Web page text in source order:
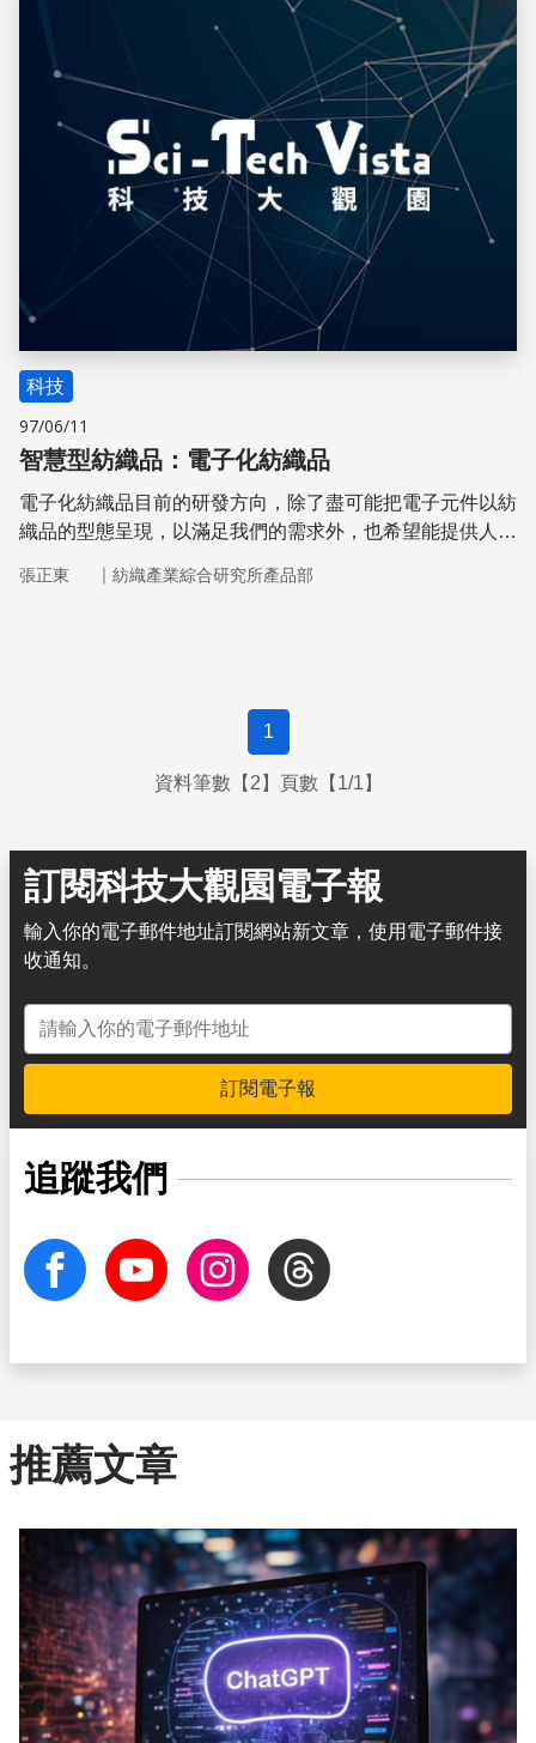
儲存
科技
97/06/11
智慧型紡織品：電子化紡織品
電子化紡織品目前的研發方向，除了盡可能把電子元件以紡
織品的型態呈現，以滿足我們的需求外，也希望能提供人類
張正東 ｜ 紡織產業綜合研究所產品部
1
資料筆數【2】頁數【1/1】
訂閱科技大觀園電子報
輸入你的電子郵件地址訂閱網站新文章，使用電子郵件接
收通知。
電子郵件地址
訂閱電子報
追蹤我們
facebook Youtube InstagramThreads
推薦文章